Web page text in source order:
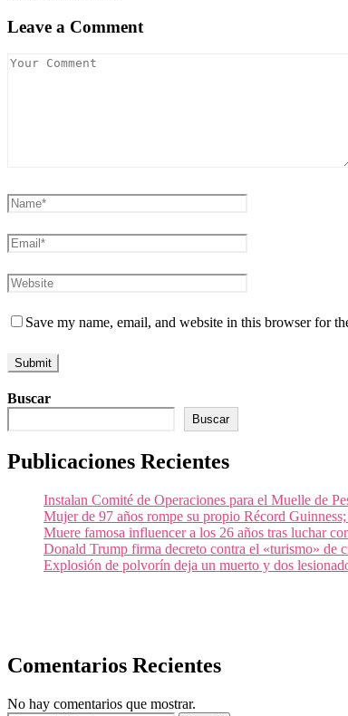
Leave a Comment
Save my name, email, and website in this browser for
Buscar
Buscar
Publicaciones Recientes
Instalan Comité de Operaciones para el Muelle de
Mujer de 97 años rompe su propio Récord
Muere famosa influencer a los 26 años tras luchar
Donald Trump firma decreto contra el «turismo» de
Explosión de polvorín deja un muerto y dos
Comentarios Recientes
No hay comentarios que mostrar.